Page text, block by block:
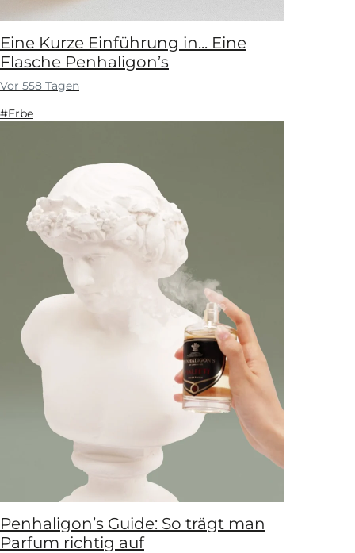
Eine Kurze Einführung in... Eine
Flasche Penhaligon’s
Vor 558 Tagen
#Erbe
Penhaligon’s Guide: So trägt man
Parfum richtig auf